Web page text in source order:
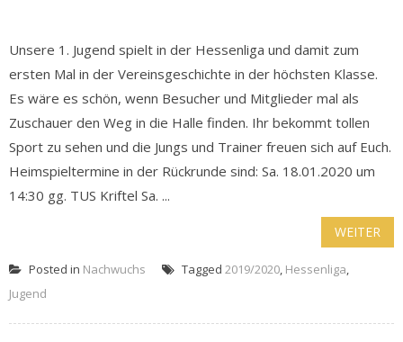
Unsere 1. Jugend spielt in der Hessenliga und damit zum
ersten Mal in der Vereinsgeschichte in der höchsten Klasse.
Es wäre es schön, wenn Besucher und Mitglieder mal als
Zuschauer den Weg in die Halle finden. Ihr bekommt tollen
Sport zu sehen und die Jungs und Trainer freuen sich auf Euch.
Heimspieltermine in der Rückrunde sind: Sa. 18.01.2020 um
14:30 gg. TUS Kriftel Sa. ...
WEITER
Posted in Nachwuchs Tagged 2019/2020, Hessenliga,
Jugend